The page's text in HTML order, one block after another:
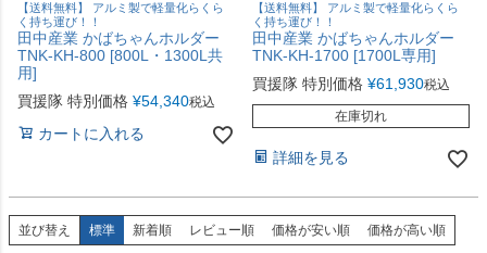
【送料無料】 アルミ製で軽量化らくら
く持ち運び！！
田中産業 かばちゃんホルダー
TNK-KH-800 [800L・1300L共
用]
買援隊 特別価格 ¥54,340税込
カートに入れる
【送料無料】 アルミ製で軽量化らくら
く持ち運び！！
田中産業 かばちゃんホルダー
TNK-KH-1700 [1700L専用]
買援隊 特別価格 ¥61,930税込
在庫切れ
詳細を見る
並び替え 標準 新着順 レビュー順 価格が安い順 価格が高い順